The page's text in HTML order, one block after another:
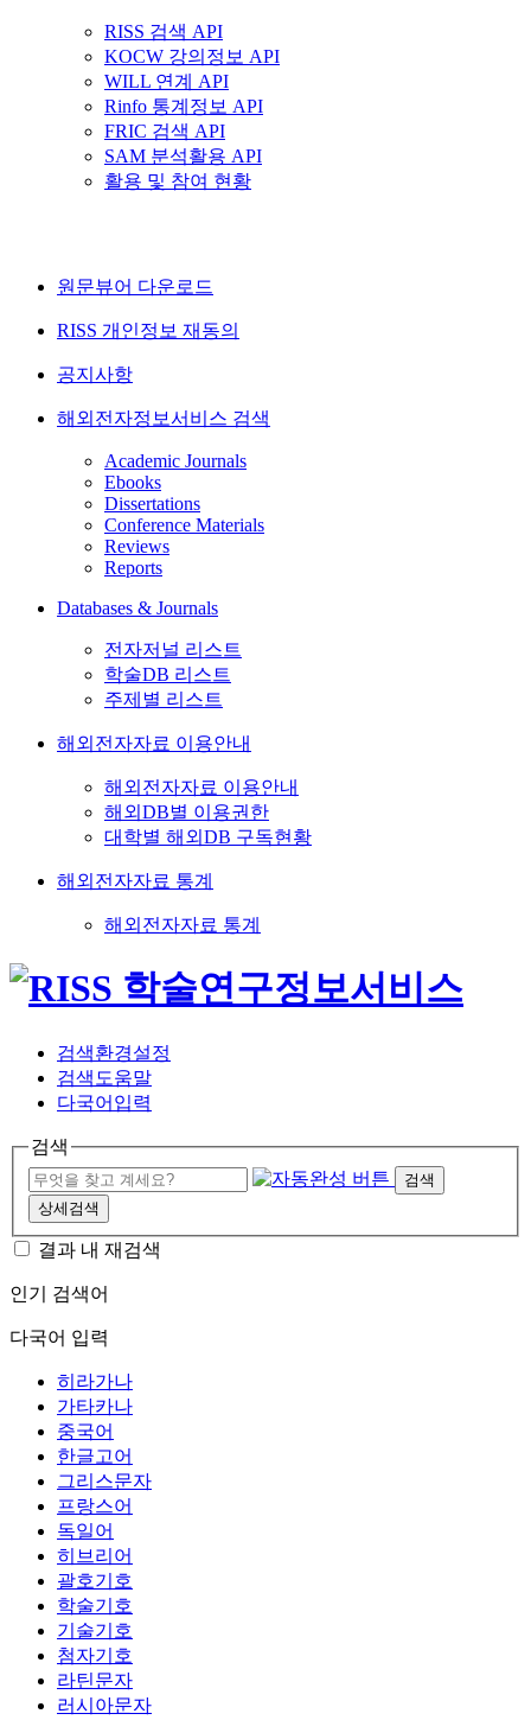
RISS 검색 API
KOCW 강의정보 API
WILL 연계 API
Rinfo 통계정보 API
FRIC 검색 API
SAM 분석활용 API
활용 및 참여 현황
원문뷰어 다운로드
RISS 개인정보 재동의
공지사항
해외전자정보서비스 검색
Academic Journals
Ebooks
Dissertations
Conference Materials
Reviews
Reports
Databases & Journals
전자저널 리스트
학술DB 리스트
주제별 리스트
해외전자자료 이용안내
해외전자자료 이용안내
해외DB별 이용권한
대학별 해외DB 구독현황
해외전자자료 통계
해외전자자료 통계
검색환경설정
검색도움말
다국어입력
검색
검색
상세검색
결과 내 재검색
인기 검색어
다국어 입력
히라가나
가타카나
중국어
한글고어
그리스문자
프랑스어
독일어
히브리어
괄호기호
학술기호
기술기호
첨자기호
라틴문자
러시아문자